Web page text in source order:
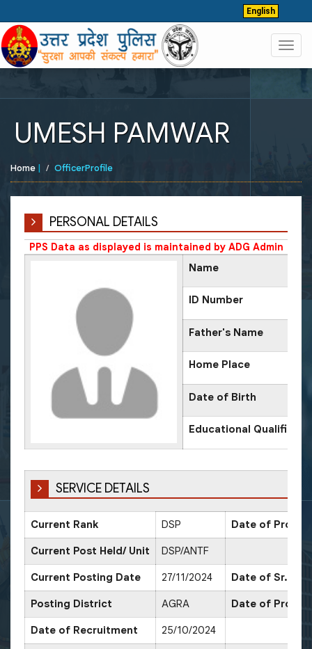
English
UMESH PAMWAR
Home | OfficerProfile
PERSONAL DETAILS
PPS Data as displayed is maintained by ADG Admin
Name
ID Number
Father's Name
Home Place
Date of Birth
Educational
SERVICE DETAILS
Current Rank DSP Date of
Current Post Held/ Unit DSP/ANTF
Current Posting Date 27/11/2024 Date of Sr.
Posting District AGRA Date of
Date of Recruitment 25/10/2024